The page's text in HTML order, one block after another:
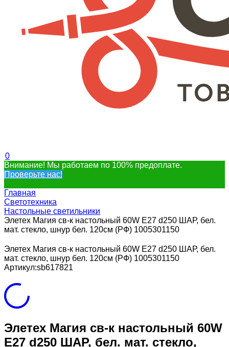
0
Внимание! Мы работаем по 100% предоплате.
Проверьте нас!
Главная
Светотехника
Настольные светильники
Элетех Магия св-к настольный 60W Е27 d250 ШАР, бел.
мат. стекло, шнур бел. 120см (РФ) 1005301150
Элетех Магия св-к настольный 60W Е27 d250 ШАР, бел.
мат. стекло, шнур бел. 120см (РФ) 1005301150
Артикул:sb617821
Элетех Магия св-к настольный 60W
Е27 d250 ШАР, бел. мат. стекло,